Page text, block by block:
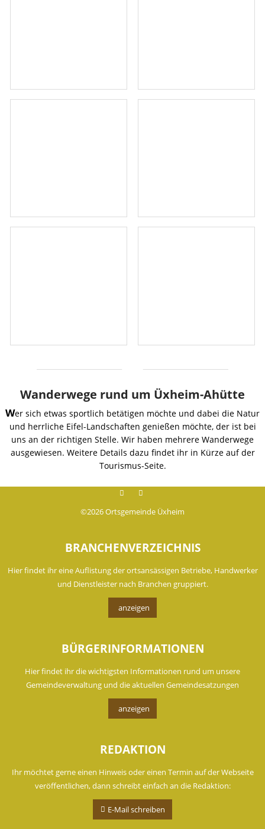
Wanderwege rund um Üxheim-Ahütte
Wer sich etwas sportlich betätigen möchte und dabei die Natur
und herrliche Eifel-Landschaften genießen möchte, der ist bei
uns an der richtigen Stelle. Wir haben mehrere Wanderwege
ausgewiesen. Weitere Details dazu findet ihr in Kürze auf der
Tourismus-Seite.
Facebookinstagram
©2026 Ortsgemeinde Üxheim
BRANCHENVERZEICHNIS
Hier findet ihr eine Auflistung der ortsansässigen Betriebe, Handwerker
und Dienstleister nach Branchen gruppiert.
anzeigen
BÜRGERINFORMATIONEN
Hier findet ihr die wichtigsten Informationen rund um unsere
Gemeindeverwaltung und die aktuellen Gemeindesatzungen
anzeigen
REDAKTION
Ihr möchtet gerne einen Hinweis oder einen Termin auf der Webseite
veröffentlichen, dann schreibt einfach an die Redaktion:
E-Mail schreiben